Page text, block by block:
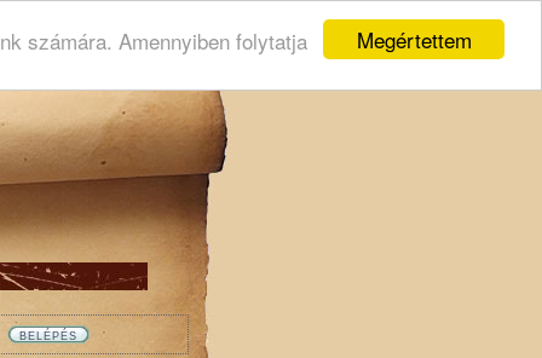
Megértettem
számára. Amennyiben folytatja